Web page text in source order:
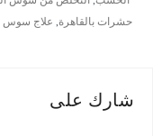
حشرات بالقاهرة
علاج سوس
شارك على